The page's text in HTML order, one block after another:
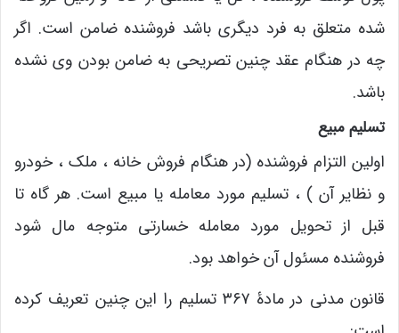
شده متعلق به فرد دیگری باشد فروشنده ضامن است. اگر
چه در هنگام عقد چنین تصریحی به ضامن بودن وی نشده
باشد.
تسلیم مبیع
اولین التزام فروشنده (در هنگام فروش خانه ، ملک ، خودرو
و نظایر آن ) ، تسلیم مورد معامله یا مبیع است. هر گاه تا
قبل از تحویل مورد معامله خسارتی متوجه مال شود
فروشنده مسئول آن خواهد بود.
قانون مدنی در مادۀ ۳۶۷ تسلیم را این چنین تعریف کرده